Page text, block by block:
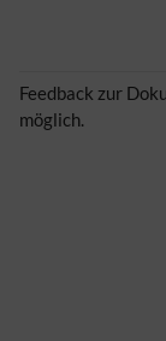
Feedback zur
möglich.